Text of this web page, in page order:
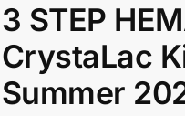
3 STEP
CrystaLac
Summer